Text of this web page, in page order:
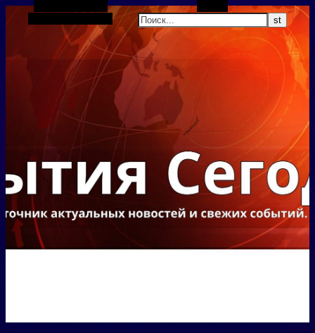
Боковая панель